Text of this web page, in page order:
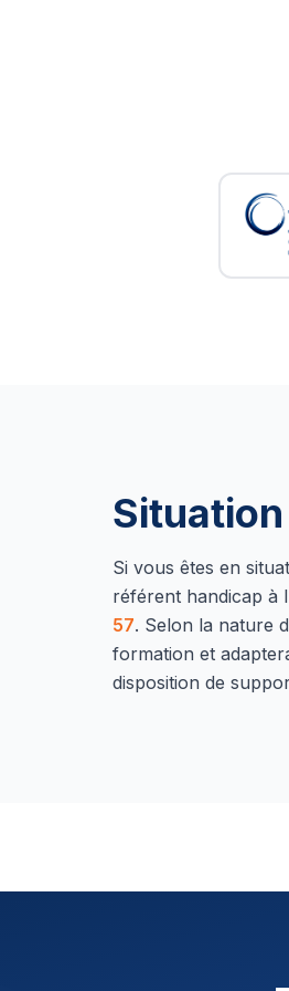
Si vous êtes en
référent handicap à
57. Selon la nature
formation et
disposition de